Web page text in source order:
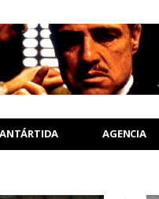
ANTÁRTIDA AGENCIA